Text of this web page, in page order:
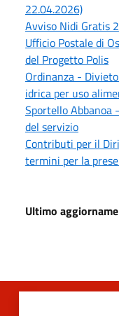
22.04.2026)
Avviso Nidi Gratis
Ufficio Postale di
del Progetto Polis
Ordinanza -
idrica per uso
Sportello
del servizio
Contributi per il
termini per la
Ultimo